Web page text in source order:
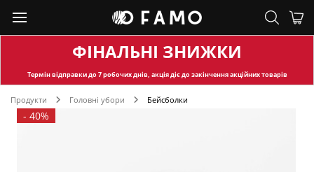
ФІНАЛЬНІ ЗНИЖКИ
Термін відправкидо 7 робочих днів, акція діє до закінчення акційних товарів
Продукти Головні убори Бейсболки
- 40%